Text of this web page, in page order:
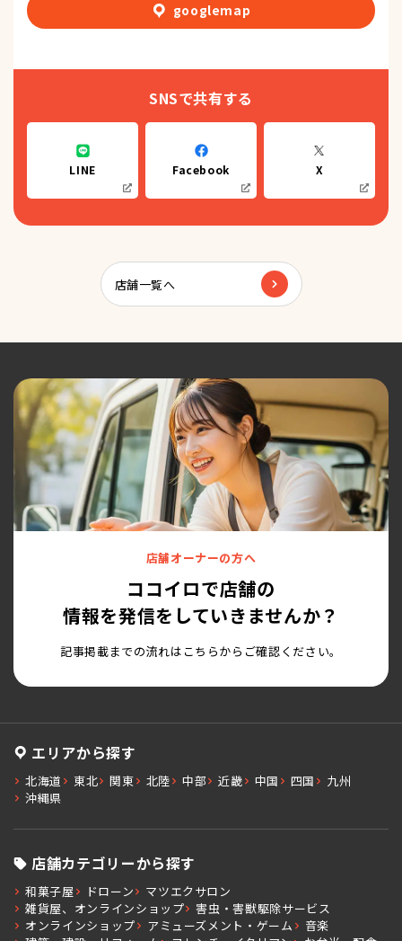
googlemap
SNSで共有する
LINE Facebook X
店舗一覧へ
店舗オーナーの方へ
ココイロで店舗の
情報を発信をしていきませんか？
記事掲載までの流れはこちらからご確認ください。
エリアから探す
北海道 東北 関東 北陸 中部 近畿 中国 四国
九州
沖縄県
店舗カテゴリーから探す
和菓子屋 ドローン
マツエクサロン
雑貨屋、オンラインショップ
害虫・害獣駆除サービス
オンラインショップ
アミューズメント・ゲーム
音楽